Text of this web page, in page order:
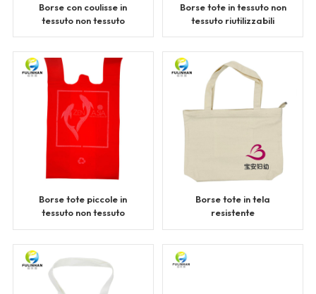
Borse con coulisse in
tessuto non tessuto
Borse tote in tessuto non
tessuto riutilizzabili
Borse tote piccole in
tessuto non tessuto
Borse tote in tela
resistente